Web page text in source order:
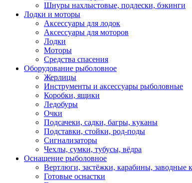
Шнуры нахлыстовые, подлески, бэкинги
Лодки и моторы
Аксессуары для лодок
Аксессуары для моторов
Лодки
Моторы
Средства спасения
Оборудование рыболовное
Жерлицы
Инструменты и аксессуары рыболовные
Коробки, ящики
Ледобуры
Очки
Подсачеки, садки, багры, куканы
Подставки, стойки, род-поды
Сигнализаторы
Чехлы, сумки, тубусы, вёдра
Оснащение рыболовное
Вертлюги, застёжки, карабины, заводные
Готовые оснастки